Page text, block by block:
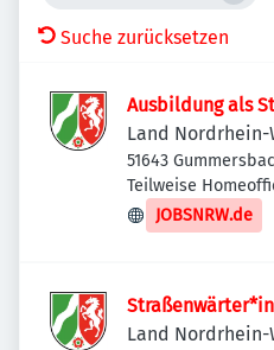
Suche zurücksetzen
Ausbildung als
Land Nordrhein-
51643
Teilweise
JOBSNRW.de
Land Nordrhein-